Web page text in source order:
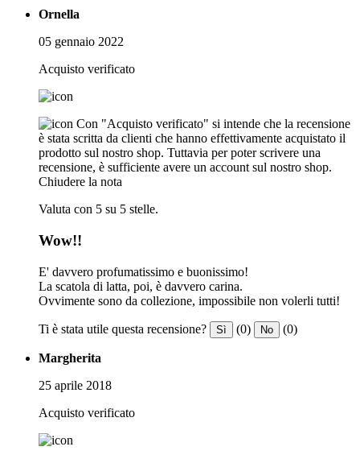
Ornella
05 gennaio 2022
Acquisto verificato
Con "Acquisto verificato" si intende che la recensione
è stata scritta da clienti che hanno effettivamente acquistato il
prodotto sul nostro shop. Tuttavia per poter scrivere una
recensione, è sufficiente avere un account sul nostro shop.
Chiudere la nota
Valuta con 5 su 5 stelle.
Wow!!
E' davvero profumatissimo e buonissimo!
La scatola di latta, poi, è davvero carina.
Ovvimente sono da collezione, impossibile non volerli tutti!
Ti è stata utile questa recensione? Sì (0) No (0)
Margherita
25 aprile 2018
Acquisto verificato